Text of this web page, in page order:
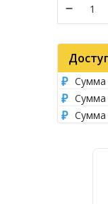
Сумма
Сумма
Сумма